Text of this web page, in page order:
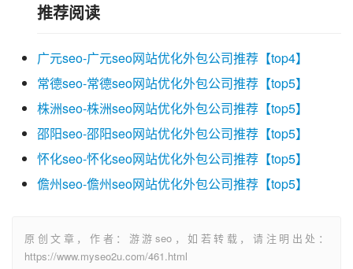
推荐阅读
广元seo-广元seo网站优化外包公司推荐【top4】
常德seo-常德seo网站优化外包公司推荐【top5】
株洲seo-株洲seo网站优化外包公司推荐【top5】
邵阳seo-邵阳seo网站优化外包公司推荐【top5】
怀化seo-怀化seo网站优化外包公司推荐【top5】
儋州seo-儋州seo网站优化外包公司推荐【top5】
原创文章，作者：游游seo，如若转载，请注明出处：
https://www.myseo2u.com/461.html